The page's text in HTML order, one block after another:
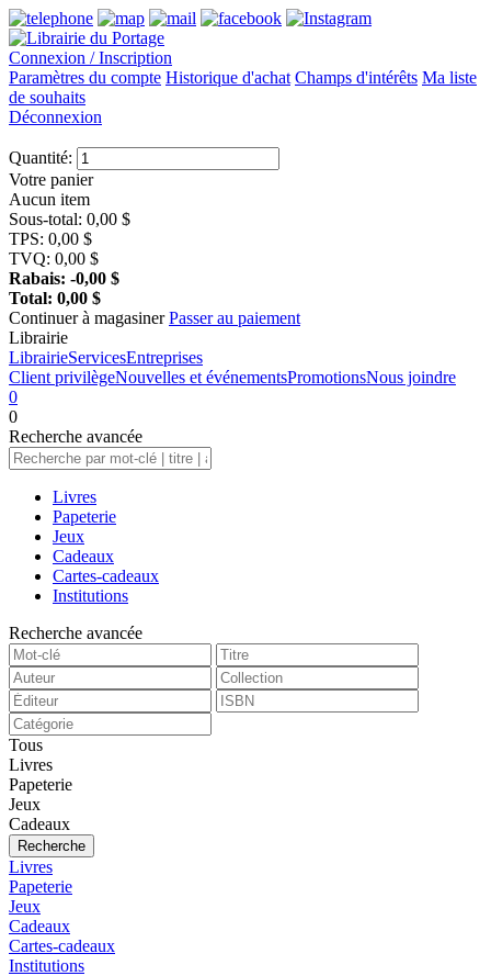
Connexion / Inscription
Paramètres du compte Historique d'achat Champs d'intérêts Ma liste
de souhaits
Déconnexion
Quantité:
Votre panier
Aucun item
Sous-total: 0,00 $
TPS: 0,00 $
TVQ: 0,00 $
Rabais: -0,00 $
Total: 0,00 $
Continuer à magasiner Passer au paiement
Librairie
LibrairieServicesEntreprises
Client privilègeNouvelles et événementsPromotionsNous joindre
0
0
Recherche avancée
Livres
Papeterie
Jeux
Cadeaux
Cartes-cadeaux
Institutions
Recherche avancée
Tous
Livres
Papeterie
Jeux
Cadeaux
Recherche
Livres
Papeterie
Jeux
Cadeaux
Cartes-cadeaux
Institutions